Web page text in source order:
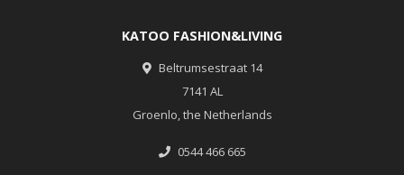
KATOO FASHION&LIVING
Beltrumsestraat 14
7141 AL
Groenlo, the Netherlands
0544 466 665